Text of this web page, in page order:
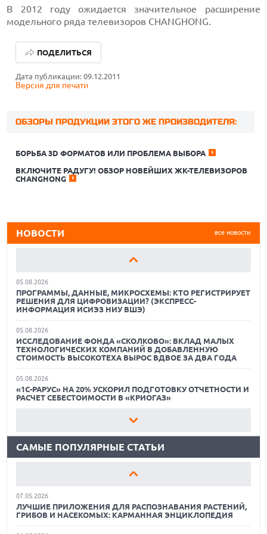
В 2012 году ожидается значительное расширение
модельного ряда телевизоров CHANGHONG.
Дата публикации: 09.12.2011
Версия для печати
ПОДЕЛИТЬСЯ
ОБЗОРЫ ПРОДУКЦИИ ЭТОГО ЖЕ ПРОИЗВОДИТЕЛЯ:
БОРЬБА 3D ФОРМАТОВ ИЛИ ПРОБЛЕМА ВЫБОРА
ВКЛЮЧИТЕ РАДУГУ! ОБЗОР НОВЕЙШИХ ЖК-ТЕЛЕВИЗОРОВ
CHANGHONG
все новости
НОВОСТИ
05.08.2026
РОССИЙСКИЙ РЫНОК DATA LAKEHOUSE: АРХИТЕКТУРНЫЙ
РАСКОЛ И БОРЬБА ЗА БЕЗОПАСНОСТЬ
ЭЛЕКТРОНЩИКИ ГОВОРЯТ, ЧТО ЭТО ПО НИМ УДАРИТ
04.08.2026
05.08.2026
ПРОГРАММЫ, ДАННЫЕ, МИКРОСХЕМЫ: КТО РЕГИСТРИРУЕТ
РЕШЕНИЯ ДЛЯ ЦИФРОВИЗАЦИИ? (ЭКСПРЕСС-
ИНФОРМАЦИЯ ИСИЭЗ НИУ ВШЭ)
05.08.2026
ИССЛЕДОВАНИЕ ФОНДА «СКОЛКОВО»: ВКЛАД МАЛЫХ
ТЕХНОЛОГИЧЕСКИХ КОМПАНИЙ В ДОБАВЛЕННУЮ
СТОИМОСТЬ ВЫСОКОТЕХА ВЫРОС ВДВОЕ ЗА ДВА ГОДА
05.08.2026
«1С-РАРУС» НА 20% УСКОРИЛ ПОДГОТОВКУ ОТЧЕТНОСТИ И
РАСЧЕТ СЕБЕСТОИМОСТИ В «КРИОГАЗ»
УБЕЖДАЮТ ЖИВЫХ ПОЛЬЗОВАТЕЛЕЙ УЧАСТВОВАТЬ В
КИБЕРАТАКАХ
В МГТУ ИМ. Н.Э. БАУМАНА ОБУЧАЮТ БУДУЩИХ
ОТЕЧЕСТВЕННОЙ ПЛАТФОРМЕ КОНТЕЙНЕРИЗАЦИИ
05.08.2026
САМЫЕ ПОПУЛЯРНЫЕ СТАТЬИ
18.06.2026
САМЫЕ ЛЕГКИЕ НОУТБУКИ С ДИСКРЕТНОЙ ГРАФИКОЙ:
ВЫБОР ZOOM
ПУТЕШЕСТВИЯ ЛЕТОМ: ВЫБОР ZOOM
15.05.2026
07.05.2026
ЛУЧШИЕ ПРИЛОЖЕНИЯ ДЛЯ РАСПОЗНАВАНИЯ РАСТЕНИЙ,
ГРИБОВ И НАСЕКОМЫХ: КАРМАННАЯ ЭНЦИКЛОПЕДИЯ